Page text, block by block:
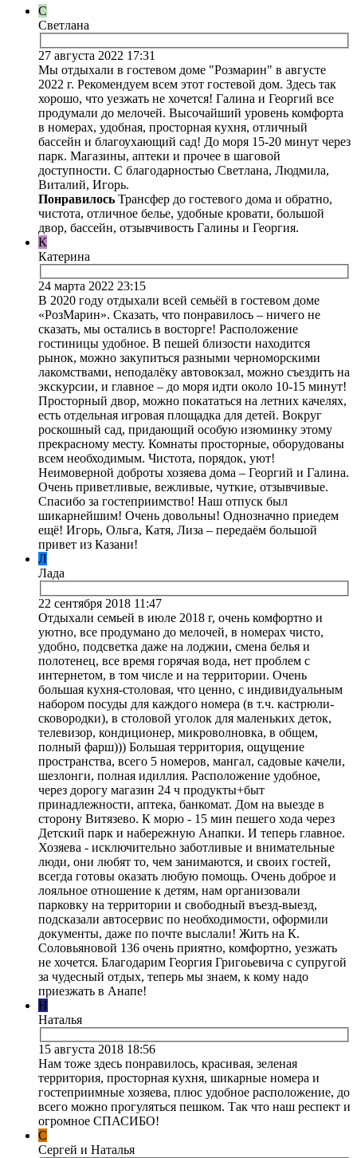
С
Светлана
27 августа 2022 17:31
Мы отдыхали в гостевом доме "Розмарин" в августе
2022 г. Рекомендуем всем этот гостевой дом. Здесь так
хорошо, что уезжать не хочется! Галина и Георгий все
продумали до мелочей. Высочайший уровень комфорта
в номерах, удобная, просторная кухня, отличный
бассейн и благоухающий сад! До моря 15-20 минут через
парк. Магазины, аптеки и прочее в шаговой
доступности. С благодарностью Светлана, Людмила,
Виталий, Игорь.
Понравилось Трансфер до гостевого дома и обратно,
чистота, отличное белье, удобные кровати, большой
двор, бассейн, отзывчивость Галины и Георгия.
К
Катерина
24 марта 2022 23:15
В 2020 году отдыхали всей семьёй в гостевом доме
«РозМарин». Сказать, что понравилось – ничего не
сказать, мы остались в восторге! Расположение
гостиницы удобное. В пешей близости находится
рынок, можно закупиться разными черноморскими
лакомствами, неподалёку автовокзал, можно съездить на
экскурсии, и главное – до моря идти около 10-15 минут!
Просторный двор, можно покататься на летних качелях,
есть отдельная игровая площадка для детей. Вокруг
роскошный сад, придающий особую изюминку этому
прекрасному месту. Комнаты просторные, оборудованы
всем необходимым. Чистота, порядок, уют!
Неимоверной доброты хозяева дома – Георгий и Галина.
Очень приветливые, вежливые, чуткие, отзывчивые.
Спасибо за гостеприимство! Наш отпуск был
шикарнейшим! Очень довольны! Однозначно приедем
ещё! Игорь, Ольга, Катя, Лиза – передаём большой
привет из Казани!
Л
Лада
22 сентября 2018 11:47
Отдыхали семьей в июле 2018 г, очень комфортно и
уютно, все продумано до мелочей, в номерах чисто,
удобно, подсветка даже на лоджии, смена белья и
полотенец, все время горячая вода, нет проблем с
интернетом, в том числе и на территории. Очень
большая кухня-столовая, что ценно, с индивидуальным
набором посуды для каждого номера (в т.ч. кастрюли-
сковородки), в столовой уголок для маленьких деток,
телевизор, кондиционер, микроволновка, в общем,
полный фарш))) Большая территория, ощущение
пространства, всего 5 номеров, мангал, садовые качели,
шезлонги, полная идиллия. Расположение удобное,
через дорогу магазин 24 ч продукты+быт
принадлежности, аптека, банкомат. Дом на выезде в
сторону Витязево. К морю - 15 мин пешего хода через
Детский парк и набережную Анапки. И теперь главное.
Хозяева - исключительно заботливые и внимательные
люди, они любят то, чем занимаются, и своих гостей,
всегда готовы оказать любую помощь. Очень доброе и
лояльное отношение к детям, нам организовали
парковку на территории и свободный въезд-выезд,
подсказали автосервис по необходимости, оформили
документы, даже по почте выслали! Жить на К.
Соловьяновой 136 очень приятно, комфортно, уезжать
не хочется. Благодарим Георгия Григоьевича с супругой
за чудесный отдых, теперь мы знаем, к кому надо
приезжать в Анапе!
Н
Наталья
15 августа 2018 18:56
Нам тоже здесь понравилось, красивая, зеленая
территория, просторная кухня, шикарные номера и
гостеприимные хозяева, плюс удобное расположение, до
всего можно прогуляться пешком. Так что наш респект и
огромное СПАСИБО!
С
Сергей и Наталья